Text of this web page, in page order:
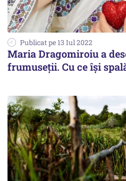
Publicat pe 13 Iul 2022
Maria Dragomiroiu a
frumuseții. Cu ce își